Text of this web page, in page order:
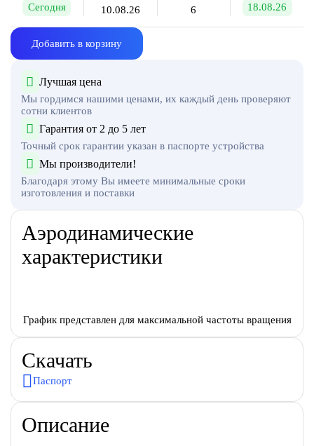
Сегодня 10.08.26 6 18.08.26
Добавить в корзину
Лучшая цена
Мы гордимся нашими ценами, их каждый день проверяют
сотни клиентов
Гарантия от 2 до 5 лет
Точный срок гарантии указан в паспорте устройства
Мы производители!
Благодаря этому Вы имеете минимальные сроки
изготовления и поставки
Аэродинамические
характеристики
График представлен для максимальной частоты вращения
Скачать
Паспорт
Описание